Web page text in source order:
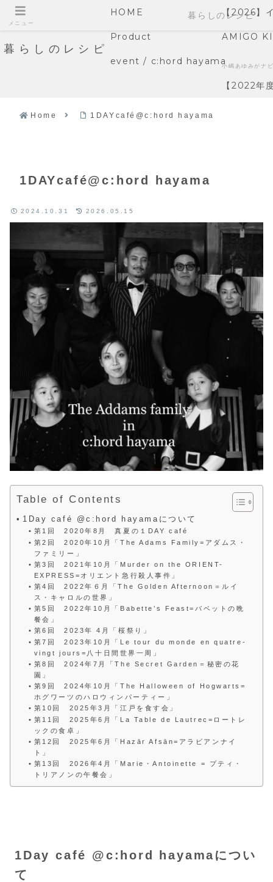
暮らしのレシピ
HOME 【2026】
Product AMIGO
event / c:hord hayama小嶋あゆみがナ
【2022年
Home 1DAYcafé@c:hord hayama
1DAYcafé@c:hord hayama
2024.10.31 2026.05.15
Table of Contents
1Day café @c:hord hayamaについて
第1回 2020年8月 真夏の１DAY café
第2回 2020年10月「The Adams Family=アダムス・
ファミリー」
第3回 2021年10月「Murder on the ORIENT-
EXPRESS=オリエント急行殺人事件」
第4回 2022年６月「The Golden Afternoon＝ルイ
ス・キャロルの世界」
第5回 2022年10月「Babette’s Feast=バベットの晩
餐会」
第6回 2023年 4月「桜祭り」
第7回 2023年10月「Le tour du monde en quatre-
vingt jours=八十日間世界一周」
第8回 2024年7月「The Secret Garden＝秘密の花
園」
第9回 2024年10月「The Halloween of Hogwarts=
ホグワーツのハロウィンパーティー」
第10回 2025年3月「江戸を食す会」
第11回 2025年6月「La Table de Lautrec=ロートレ
ックの食卓」
第12回 2025年6月「Hazār Afsān=アラビアンナイ
ト」
第13回 2026年4月「Marie・Antoinette = プティ・
トリアノンの午餐会」
1Day café @c:hord hayamaについ
て
メニュー
暮らしのレシピ